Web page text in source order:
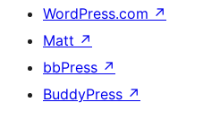
WordPress.com ↗
Matt ↗
bbPress ↗
BuddyPress ↗